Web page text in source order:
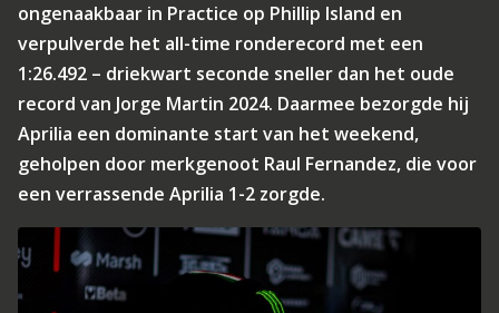
ongenaakbaar in Practice op Phillip Island en
verpulverde het all-time ronderecord met een
1:26.492 – driekwart seconde sneller dan het oude
record van Jorge Martin 2024. Daarmee bezorgde hij
Aprilia een dominante start van het weekend,
geholpen door merkgenoot Raul Fernandez, die voor
een verrassende Aprilia 1-2 zorgde.